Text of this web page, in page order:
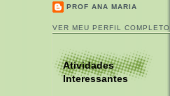
PROF ANA MARIA
VER MEU PERFIL COMPLETO
Atividades
Interessantes